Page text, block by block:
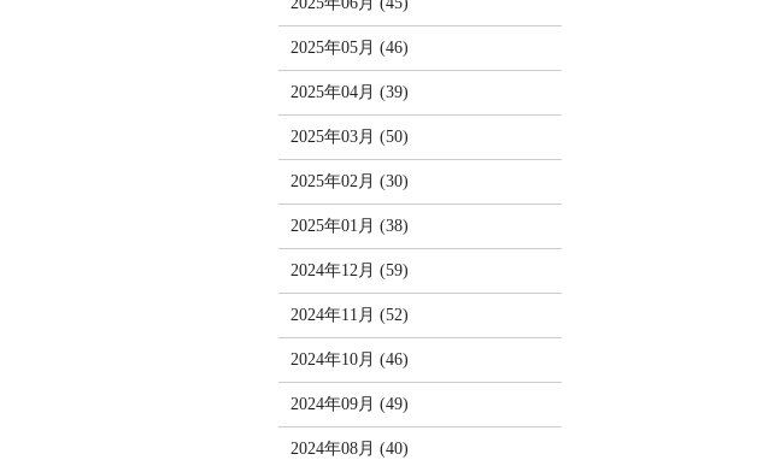
2025年05月 (46)
2025年04月 (39)
2025年03月 (50)
2025年02月 (30)
2025年01月 (38)
2024年12月 (59)
2024年11月 (52)
2024年10月 (46)
2024年09月 (49)
2024年08月 (40)